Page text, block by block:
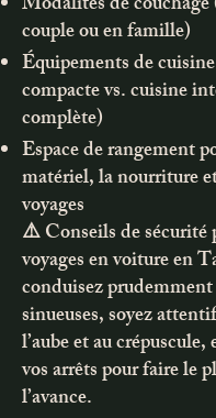
couple ou en famille)
Équipements de
compacte vs. cuisine
complète)
Espace de rangement
matériel, la nourriture
voyages
⚠️ Conseils de sécurité
voyages en voiture en
conduisez
sinueuses, soyez
l’aube et au
vos arrêts pour faire le
l’avance.